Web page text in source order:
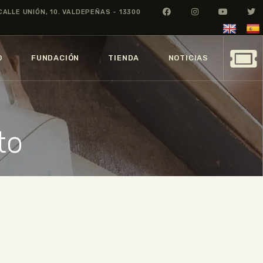
UNIÓN, 10. VALDEPEÑAS - 13300
FUNDACIÓN TIENDA NOTICIAS